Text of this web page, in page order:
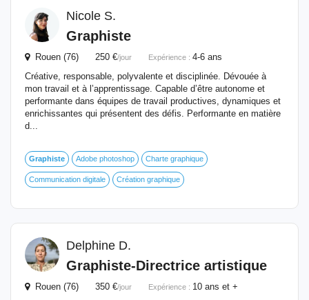
Nicole S.
Graphiste
Rouen (76) 250 €/jour Expérience : 4-6 ans
Créative, responsable, polyvalente et disciplinée. Dévouée à
mon travail et à l’apprentissage. Capable d’être autonome et
performante dans équipes de travail productives, dynamiques et
enrichissantes qui présentent des défis. Performante en matière
d...
Graphiste Adobe photoshop Charte graphique
Communication digitale Création graphique
Delphine D.
Graphiste-Directrice artistique
Rouen (76) 350 €/jour Expérience : 10 ans et +